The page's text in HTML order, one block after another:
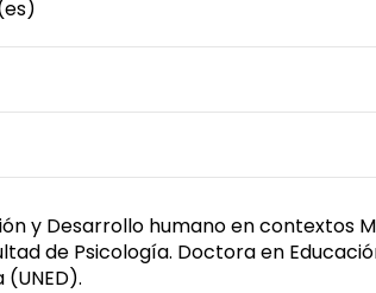
y Desarrollo humano en contextos
de Psicología. Doctora en